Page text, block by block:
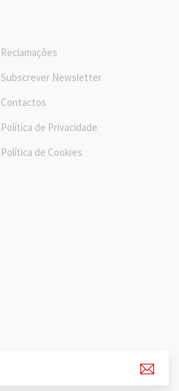
Reclamações
Subscrever Newsletter
Contactos
Política de Privacidade
Política de Cookies